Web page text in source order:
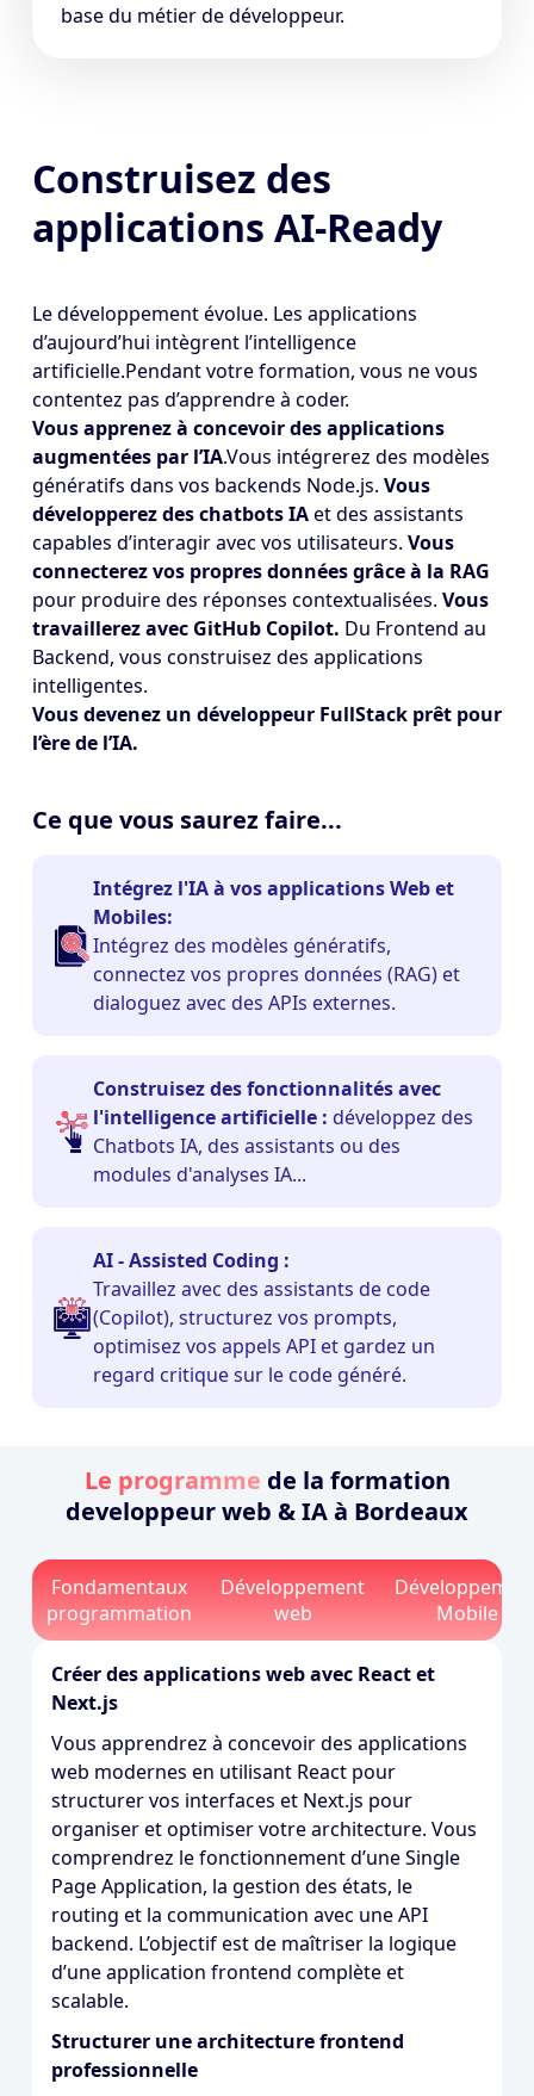
base du métier de développeur.
Construisez des
applications AI-Ready
Le développement évolue. Les applications
d’aujourd’hui intègrent l’intelligence
artificielle.Pendant votre formation, vous ne vous
contentez pas d’apprendre à coder.
Vous apprenez à concevoir des applications
augmentées par l’IA.Vous intégrerez des modèles
génératifs dans vos backends Node.js. Vous
développerez des chatbots IAet des assistants
capables d’interagir avec vos utilisateurs. Vous
connecterez vos propres données grâce à la RAG
pour produire des réponses contextualisées. Vous
travaillerez avec GitHub Copilot. Du Frontend au
Backend, vous construisez des applications
intelligentes.
Vous devenez un développeur FullStack prêt pour
l’ère de l’IA.
Ce que vous saurez faire...
Intégrez l'IA à vos applications Web et
Mobiles:
Intégrez des modèles génératifs,
connectez vos propres données (RAG) et
dialoguez avec des APIs externes.
Construisez des fonctionnalités avec
l'intelligence artificielle :développez des
Chatbots IA, des assistants ou des
modules d'analyses IA...
AI - Assisted Coding :
Travaillez avec des assistants de code
(Copilot), structurez vos prompts,
optimisez vos appels API et gardez un
regard critique sur le code généré.
Le programme de la formation
developpeur web & IA à Bordeaux
Fondamentaux
programmation
Développement
web
Mobile
Créer des applications web avec React et
Next.js
Vous apprendrez à concevoir des applications
web modernes en utilisant React pour
structurer vos interfaces et Next.js pour
organiser et optimiser votre architecture. Vous
comprendrez le fonctionnement d’une Single
Page Application, la gestion des états, le
routing et la communication avec une API
backend. L’objectif est de maîtriser la logique
d’une application frontend complète et
scalable.
Structurer une architecture frontend
professionnelle